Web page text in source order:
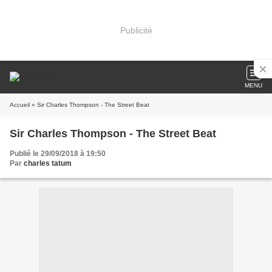
Publicité
MENU
Accueil » Sir Charles Thompson - The Street Beat
Sir Charles Thompson - The Street Beat
Publié le 29/09/2018 à 19:50
Par charles tatum